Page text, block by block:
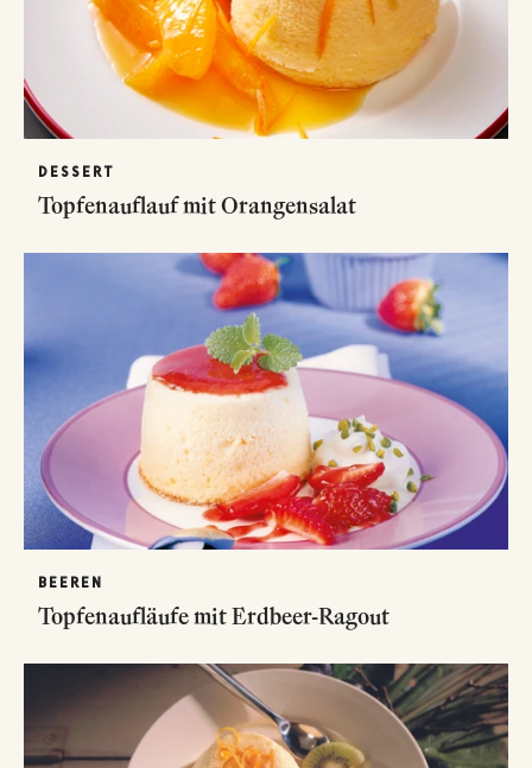
DESSERT
Topfenauflauf mit Orangensalat
BEEREN
Topfenaufläufe mit Erdbeer-Ragout